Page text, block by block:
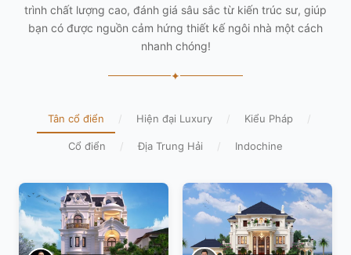
trình chất lượng cao, đánh giá sâu sắc từ kiến trúc sư, giúp
bạn có được nguồn cảm hứng thiết kế ngôi nhà một cách
nhanh chóng!
✦
Tân cổ điển / Hiện đại Luxury / Kiểu Pháp /
Cổ điển / Địa Trung Hải / Indochine